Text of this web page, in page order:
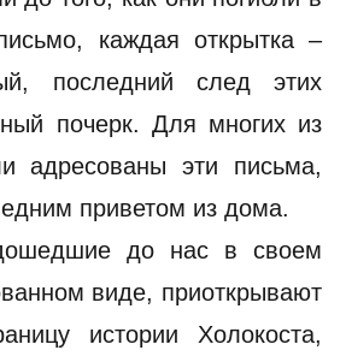
каждая открытка –
последний след этих
почерк. Для многих из
адресованы эти письма,
приветом из дома.
до нас в своем
виде, приоткрывают
истории Холокоста,